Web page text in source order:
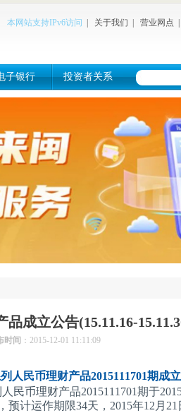
本网站支持IPv6访问 关于我们 营业网点
子银行 投资者关系
品成立公告(15.11.16-
时间 ：2015-12-01 11:11:09
人民币理财产品2015111701期成
民币理财产品2015111701期于
预计运作期限34天，2015年12月